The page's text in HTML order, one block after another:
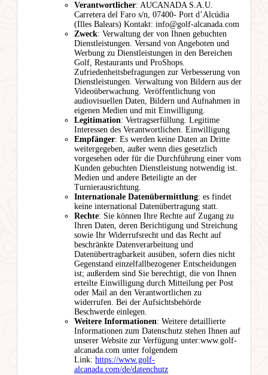
Verantwortlicher: AUCANADA S.A.U.
Carretera del Faro s/n, 07400- Port d’Alcúdia
(Illes Balears) Kontakt: info@golf-alcanada.com
Zweck: Verwaltung der von Ihnen gebuchten
Dienstleistungen. Versand von Angeboten und
Werbung zu Dienstleistungen in den Bereichen
Golf, Restaurants und ProShops.
Zufriedenheitsbefragungen zur Verbesserung von
Dienstleistungen. Verwaltung von Bildern aus der
Videoüberwachung. Veröffentlichung von
audiovisuellen Daten, Bildern und Aufnahmen in
eigenen Medien und mit Einwilligung.
Legitimation: Vertragserfüllung. Legitime
Interessen des Verantwortlichen. Einwilligung
Empfänger: Es werden keine Daten an Dritte
weitergegeben, außer wenn dies gesetzlich
vorgesehen oder für die Durchführung einer vom
Kunden gebuchten Dienstleistung notwendig ist.
Medien und andere Beteiligte an der
Turnierausrichtung.
Internationale Datenübermittlung: es findet
keine international Datenübertragung statt.
Rechte: Sie können Ihre Rechte auf Zugang zu
Ihren Daten, deren Berichtigung und Streichung
sowie Ihr Widerrufsrecht und das Recht auf
beschränkte Datenverarbeitung und
Datenübertragbarkeit ausüben, sofern dies nicht
Gegenstand einzelfallbezogener Entscheidungen
ist; außerdem sind Sie berechtigt, die von Ihnen
erteilte Einwilligung durch Mitteilung per Post
oder Mail an den Verantwortlichen zu
widerrufen. Bei der Aufsichtsbehörde
Beschwerde einlegen.
Weitere Informationen: Weitere detaillierte
Informationen zum Datenschutz stehen Ihnen auf
unserer Website zur Verfügung unter:www.golf-
alcanada.com unter folgendem
Link: https://www.golf-
alcanada.com/de/datenchutz